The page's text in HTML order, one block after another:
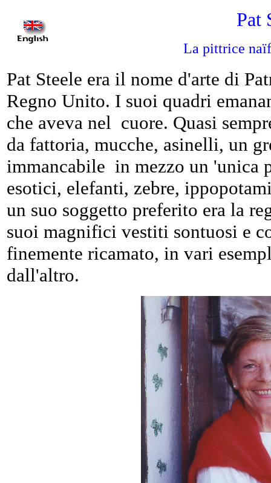
Pat
La pittrice
Pat Steele era il nome d'arte di
Regno Unito. I suoi quadri
che aveva nel cuore. Quasi
da fattoria, mucche, asinelli, un
immancabile in mezzo un 'unica
esotici, elefanti, zebre,
un suo soggetto preferito era la
suoi magnifici vestiti sontuosi e
finemente ricamato, in vari
dall'altro.